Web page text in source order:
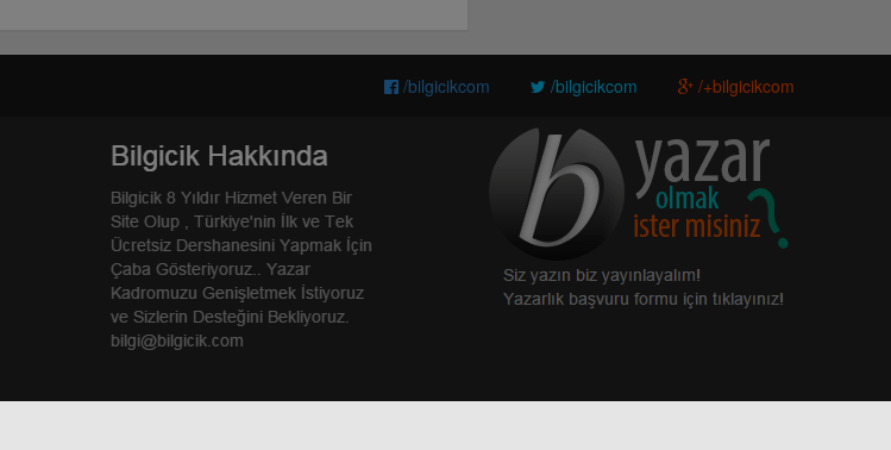
/bilgicikcom /bilgicikcom /+bilgicikcom